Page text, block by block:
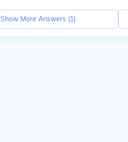
Show More Answers (1)